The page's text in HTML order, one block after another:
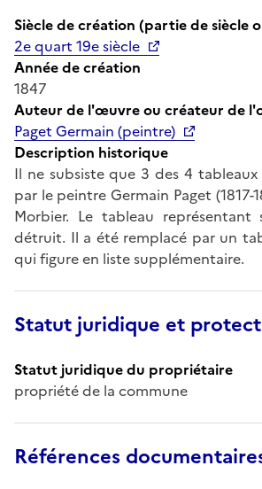
Siècle de création (partie de siècle
2e quart 19e siècle
Année de création
1847
Auteur de l'œuvre ou créateur de
Paget Germain (peintre)
Description historique
Il ne subsiste que 3 des 4 tableaux
par le peintre Germain Paget (1817-
Morbier. Le tableau
détruit. Il a été remplacé par un
qui figure en liste supplémentaire.
Statut juridique et
Statut juridique du propriétaire
propriété de la commune
Références